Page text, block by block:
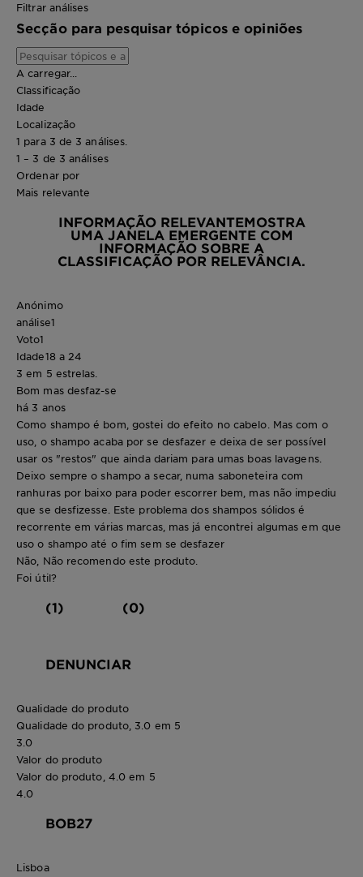
Filtrar análises
Secção para pesquisar tópicos e opiniões
A carregar...
Classificação
Idade
Localização
1 para 3 de 3 análises.
1 – 3 de 3 análises
Ordenar por
Mais relevante
INFORMAÇÃO RELEVANTEMOSTRA
UMA JANELA EMERGENTE COM
INFORMAÇÃO SOBRE A
CLASSIFICAÇÃO POR RELEVÂNCIA.
Anónimo
análise1
Voto1
Idade18 a 24
3 em 5 estrelas.
Bom mas desfaz-se
há 3 anos
Como shampo é bom, gostei do efeito no cabelo. Mas com o
uso, o shampo acaba por se desfazer e deixa de ser possível
usar os "restos" que ainda dariam para umas boas lavagens.
Deixo sempre o shampo a secar, numa saboneteira com
ranhuras por baixo para poder escorrer bem, mas não impediu
que se desfizesse. Este problema dos shampos sólidos é
recorrente em várias marcas, mas já encontrei algumas em que
uso o shampo até o fim sem se desfazer
Não, Não recomendo este produto.
Foi útil?
(1) (0)
DENUNCIAR
Qualidade do produto
Qualidade do produto, 3.0 em 5
3.0
Valor do produto
Valor do produto, 4.0 em 5
4.0
BOB27
Lisboa